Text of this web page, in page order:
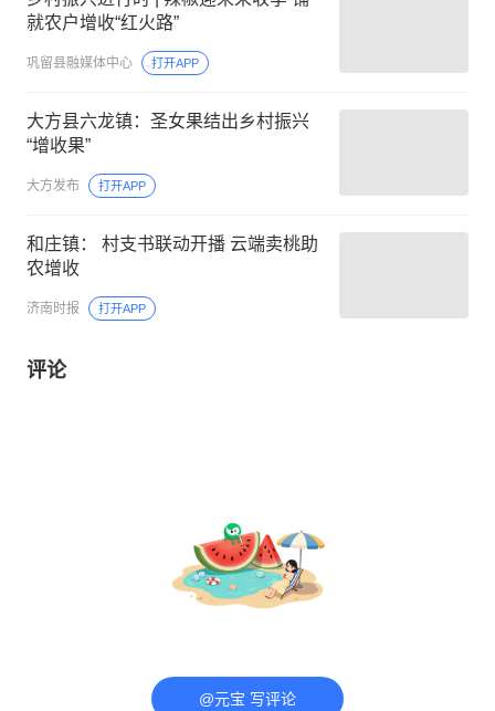
就农户增收“红火路”
巩留县融媒体中心 打开APP
大方县六龙镇：圣女果结出乡村振兴
“增收果”
大方发布 打开APP
和庄镇： 村支书联动开播 云端卖桃助
农增收
济南时报 打开APP
评论
@元宝 写评论